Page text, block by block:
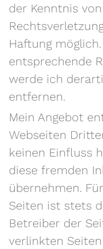
der Kenntnis
Haftung
entsprechende
werde ich
entfernen.
Mein Angebot
Webseiten
keinen Einfluss
diese fremden
übernehmen.
Seiten ist stets
Betreiber der
verlinkten